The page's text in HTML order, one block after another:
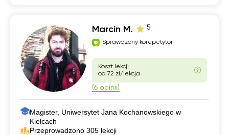
Marcin M. 5
Sprawdzony korepetytor
Koszt lekcji
od 72 zł/lekcja
(6 opinii)
Magister, Uniwersytet Jana Kochanowskiego w
Kielcach
Przeprowadzono 305 lekcji